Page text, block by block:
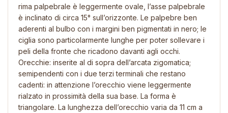
rima palpebrale è leggermente ovale, l’asse palpebrale
è inclinato di circa 15° sull’orizzonte. Le palpebre ben
aderenti al bulbo con i margini ben pigmentati in nero; le
ciglia sono particolarmente lunghe per poter sollevare i
peli della fronte che ricadono davanti agli occhi.
Orecchie: inserite al di sopra dell’arcata zigomatica;
semipendenti con i due terzi terminali che restano
cadenti: in attenzione l’orecchio viene leggermente
rialzato in prossimità della sua base. La forma è
triangolare. La lunghezza dell’orecchio varia da 11 cm a